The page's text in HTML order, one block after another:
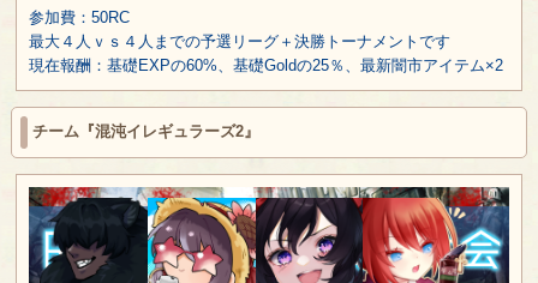
参加費：50RC
最大４人ｖｓ４人までの予選リーグ＋決勝トーナメントです
現在報酬：基礎EXPの60%、基礎Goldの25％、最新闇市アイテム×2
チーム『混沌イレギュラーズ2』